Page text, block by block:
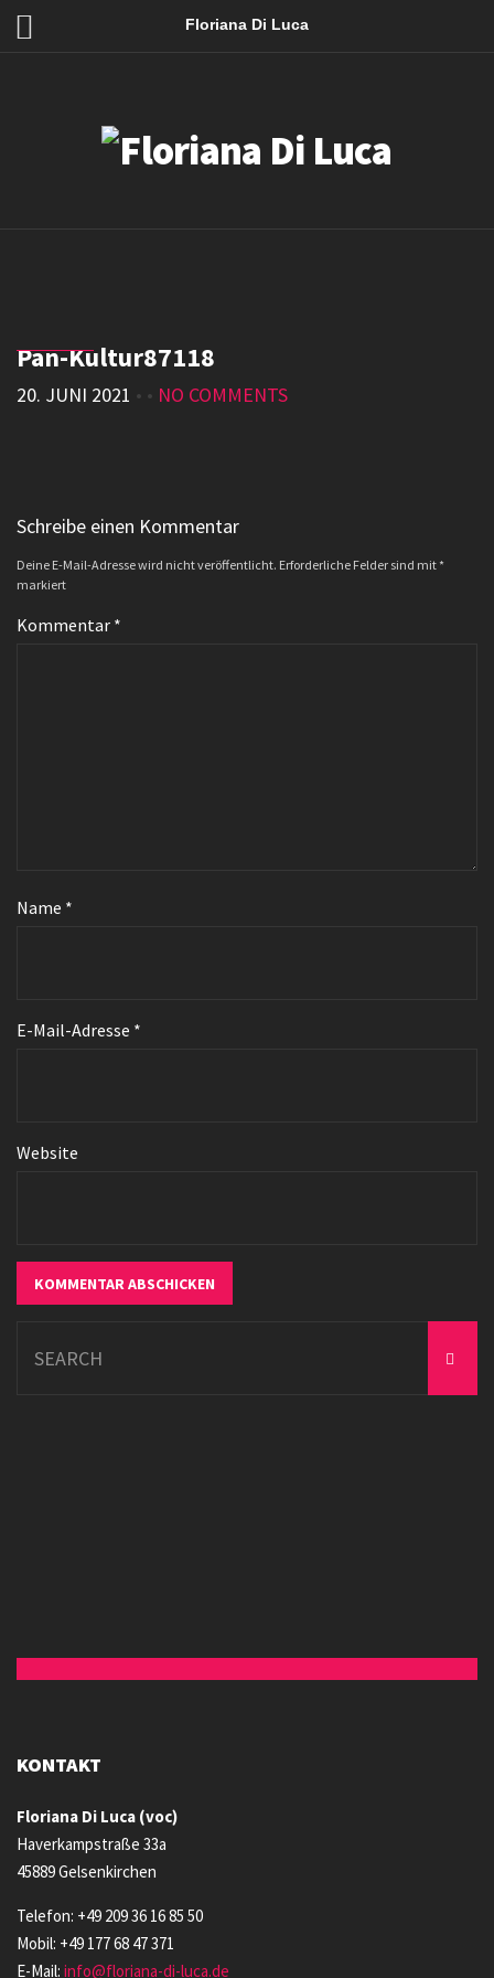
Floriana Di Luca
Pan-Kultur87118
20. JUNI 2021 • • NO COMMENTS
Schreibe einen Kommentar
Deine E-Mail-Adresse wird nicht veröffentlicht. Erforderliche Felder sind mit *
markiert
Kommentar *
Name *
E-Mail-Adresse *
Website
for:
KONTAKT
Floriana Di Luca (voc)
Haverkampstraße 33a
45889 Gelsenkirchen
Telefon: +49 209 36 16 85 50
Mobil: +49 177 68 47 371
E-Mail: info@floriana-di-luca.de